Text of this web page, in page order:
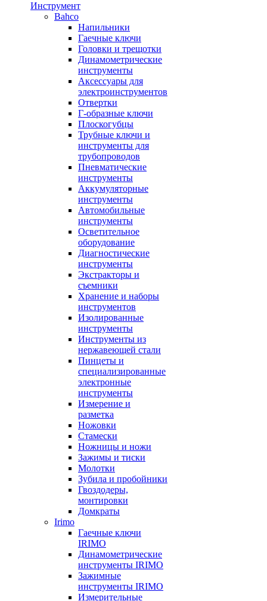
Инструмент
Bahco
Напильники
Гаечные ключи
Головки и трещотки
Динамометрические
инструменты
Аксессуары для
электроинструментов
Отвертки
Г-образные ключи
Плоскогубцы
Трубные ключи и
инструменты для
трубопроводов
Пневматические
инструменты
Аккумуляторные
инструменты
Автомобильные
инструменты
Осветительное
оборудование
Диагностические
инструменты
Экстракторы и
съемники
Хранение и наборы
инструментов
Изолированные
инструменты
Инструменты из
нержавеющей стали
Пинцеты и
специализированные
электронные
инструменты
Измерение и
разметка
Ножовки
Стамески
Ножницы и ножи
Зажимы и тиски
Молотки
Зубила и пробойники
Гвоздодеры,
монтировки
Домкраты
Irimo
Гаечные ключи
IRIMO
Динамометрические
инструменты IRIMO
Зажимные
инструменты IRIMO
Измерительные